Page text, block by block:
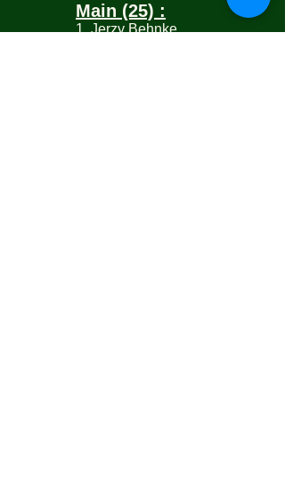
Main (25) :
1. Jerzy Behnke